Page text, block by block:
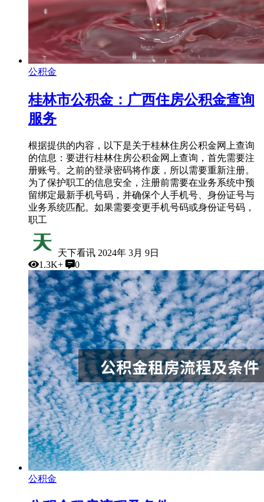
公积金
桂林市公积金：广西住房公积金查询
服务
根据提供的内容，以下是关于桂林住房公积金网上查询
的信息：要进行桂林住房公积金网上查询，首先需要注
册账号。之前的登录密码将作废，所以需要重新注册。
为了保护职工的信息安全，注册前需要在业务系统中预
留绑定最新手机号码，并确保个人手机号、身份证号与
业务系统匹配。如果需要变更手机号码或身份证号码，
职工
天下看讯 2024年 3月 9日
1.3K+
0
公积金